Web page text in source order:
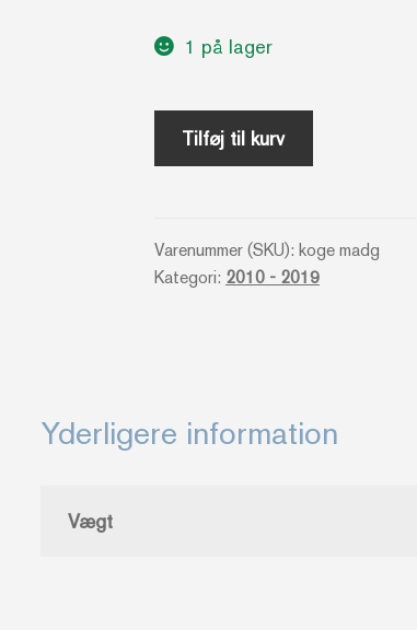
1 på lager
Madglad
antal
Tilføj til kurv
Varenummer (SKU): koge madg
Kategori: 2010 - 2019
Yderligere information
Vægt